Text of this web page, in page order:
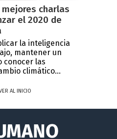
charlas
el 2020 de
la inteligencia
mantener un
conocer las
climático...
AL INICIO